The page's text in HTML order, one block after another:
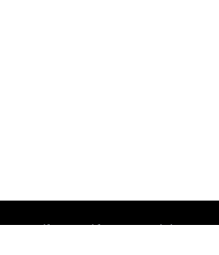
Súkromné konzervatórium